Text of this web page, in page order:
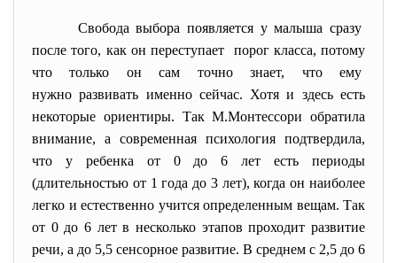
Свобода выбора появляется у малыша сразу
после того, как он переступает порог класса, потому
что только он сам точно знает, что ему
нужно развивать именно сейчас. Хотя и здесь есть
некоторые ориентиры. Так М.Монтессори обратила
внимание, а современная психология подтвердила,
что у ребенка от 0 до 6 лет есть периоды
(длительностью от 1 года до 3 лет), когда он наиболее
легко и естественно учится определенным вещам. Так
от 0 до 6 лет в несколько этапов проходит развитие
речи, а до 5,5 сенсорное развитие. В среднем с 2,5 до 6